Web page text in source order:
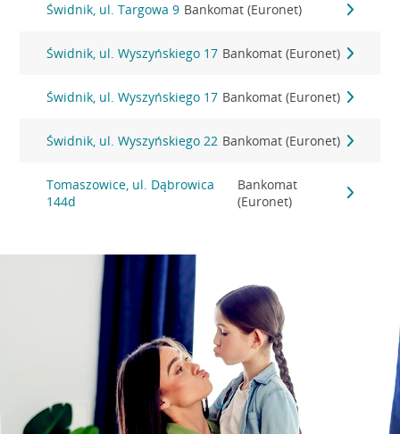
Świdnik, ul. Targowa 9 Bankomat (Euronet)
Świdnik, ul. Wyszyńskiego 17 Bankomat (Euronet)
Świdnik, ul. Wyszyńskiego 17 Bankomat (Euronet)
Świdnik, ul. Wyszyńskiego 22 Bankomat (Euronet)
Tomaszowice, ul. Dąbrowica
144d
Bankomat
(Euronet)